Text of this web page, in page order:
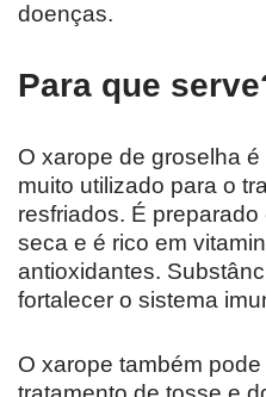
doenças.
Para que
O xarope de groselha
muito utilizado para o
resfriados. É
seca e é rico em
antioxidantes.
fortalecer o sistema
O xarope também